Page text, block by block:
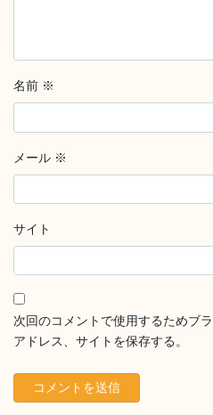
名前 ※
メール ※
サイト
次回のコメントで使用するためブ
アドレス、サイトを保存する。